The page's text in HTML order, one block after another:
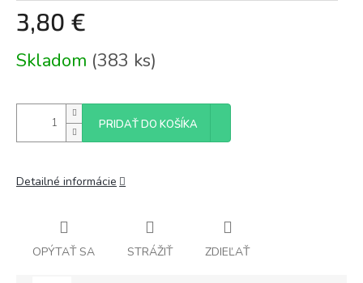
3,80 €
cena:
Skladom (383 ks)
PRIDAŤ DO KOŠÍKA
Detailné informácie
OPÝTAŤ SA STRÁŽIŤ ZDIEĽAŤ